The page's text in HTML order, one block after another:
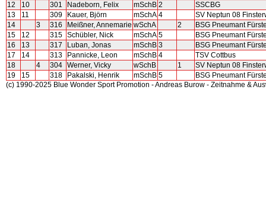
12
10 301 Nadeborn, Felix mSchB 2
SSCBG
13
11 309 Kauer, Björn mSchA 4
SV Neptun 08
14
3 316 Meißner, Annemarie wSchA 2
BSG Pneumant
15
12 315 Schübler, Nick mSchA 5
BSG Pneumant
16
13 317 Luban, Jonas mSchB 3
BSG Pneumant
17
14 313 Pannicke, Leon mSchB 4
TSV Cottbus
18
4 304 Werner, Vicky wSchB 1
SV Neptun 08
19
15 318 Pakalski, Henrik mSchB 5
BSG Pneumant
(c) 1990-2025 Blue Wonder Sport Promotion - Andreas Burow - Zeitnahme &